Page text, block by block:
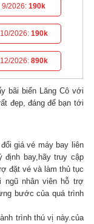
9/2026:190k
2026: 190k
2026: 890k
bãi biển Lăng Cô với
đẹp, đáng để bạn tới
giá vé máy bay liên
định bay,hãy truy cập
đặt vé và làm thủ tục
nhân viên hỗ trợ
bước của quá trình
trình thú vị này.của